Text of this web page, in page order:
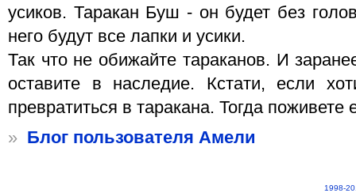
усиков. Таракан Буш - он будет без
него будут все лапки и усики.
Так что не обижайте тараканов. И
оставите в наследие. Кстати, если
превратиться в таракана. Тогда поживете
» Блог пользователя Амели
1998-